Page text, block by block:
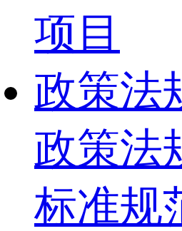
项目
政策法
政策法
标准规